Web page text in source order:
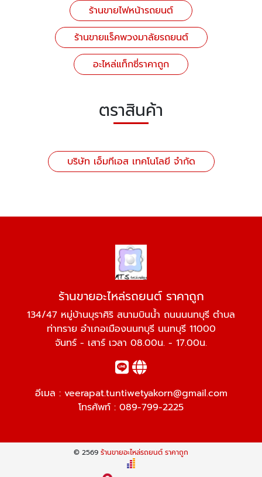
ร้านขายไฟหน้ารถยนต์
ร้านขายแร็คพวงมาลัยรถยนต์
อะไหล่แท็กซี่ราคาถูก
ตราสินค้า
บริษัท เอ็มทีเอส เทคโนโลยี จำกัด
ร้านขายอะไหล่รถยนต์ ราคาถูก
134/47 หมู่บ้านบุราศิริ สนามบินน้ำ ถนนนนทบุรี ตำบล
ท่าทราย อำเภอเมืองนนทบุรี นนทบุรี 11000
จันทร์ - เสาร์ เวลา 08.00น. - 17.00น.
อีเมล : veerapat.tuntiwetyakorn@gmail.com
โทรศัพท์ : 089-799-2225
© 2569 ร้านขายอะไหล่รถยนต์ ราคาถูก